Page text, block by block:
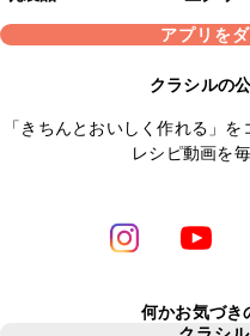
アプリを
クラシルの
「きちんとおいしく作れる」
レシピ動画を
何かお気づき